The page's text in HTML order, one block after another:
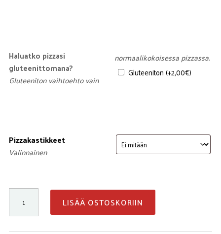
Haluatko pizzasi
gluteenittomana?
Gluteeniton vaihtoehto vain
normaalikokoisessa pizzassa.
Gluteeniton(+2,00€)
Pizzakastikkeet
Valinnainen
määrä
LISÄÄ OSTOSKORIIN